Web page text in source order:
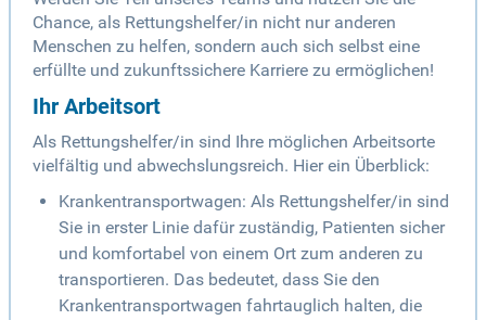
Chance, als Rettungshelfer/in nicht nur anderen
Menschen zu helfen, sondern auch sich selbst eine
erfüllte und zukunftssichere Karriere zu ermöglichen!
Ihr Arbeitsort
Als Rettungshelfer/in sind Ihre möglichen Arbeitsorte
vielfältig und abwechslungsreich. Hier ein Überblick:
Krankentransportwagen: Als Rettungshelfer/in sind
Sie in erster Linie dafür zuständig, Patienten sicher
und komfortabel von einem Ort zum anderen zu
transportieren. Das bedeutet, dass Sie den
Krankentransportwagen fahrtauglich halten, die